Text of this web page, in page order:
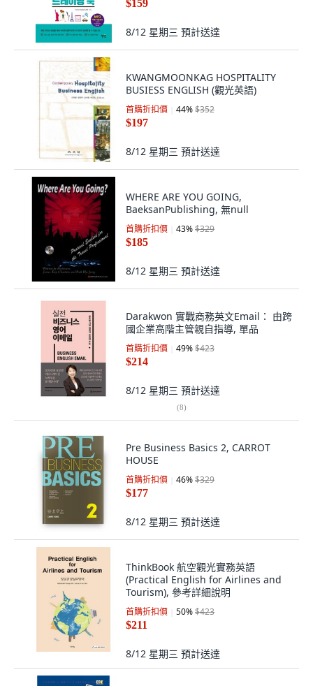
$159
8/12 星期三 預計送達
KWANGMOONKAG HOSPITALITY
BUSIESS ENGLISH (觀光英語)
首購折扣價 44%$352
$197
8/12 星期三 預計送達
WHERE ARE YOU GOING,
BaeksanPublishing, 無null
首購折扣價 43%$329
$185
8/12 星期三 預計送達
Darakwon 實戰商務英文Email： 由跨
國企業高階主管親自指導, 單品
首購折扣價 49%$423
$214
8/12 星期三 預計送達
(8)
Pre Business Basics 2, CARROT
HOUSE
首購折扣價 46%$329
$177
8/12 星期三 預計送達
ThinkBook 航空觀光實務英語
(Practical English for Airlines and
Tourism), 參考詳細說明
首購折扣價 50%$423
$211
8/12 星期三 預計送達